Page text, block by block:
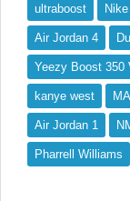
ultraboost
Air Jordan 4
Yeezy Boost 350
kanye west
Air Jordan 1
Pharrell Williams